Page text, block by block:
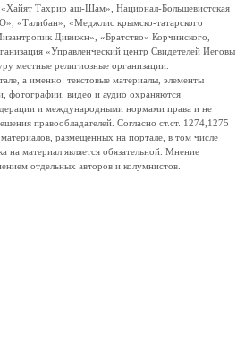
«Хайят Тахрир аш-Шам», Национал-Большевистская
«Талибан», «Меджлис крымско-татарского
Дивижн», «Братство» Корчинского,
«Управленческий центр Свидетелей Иеговы
местные религиозные организации.
а именно: текстовые материалы, элементы
фотографии, видео и аудио охраняются
и международными нормами права и не
правообладателей. Согласно ст.ст. 1274,1275
размещенных на портале, в том числе
на материал является обязательной. Мнение
отдельных авторов и колумнистов.